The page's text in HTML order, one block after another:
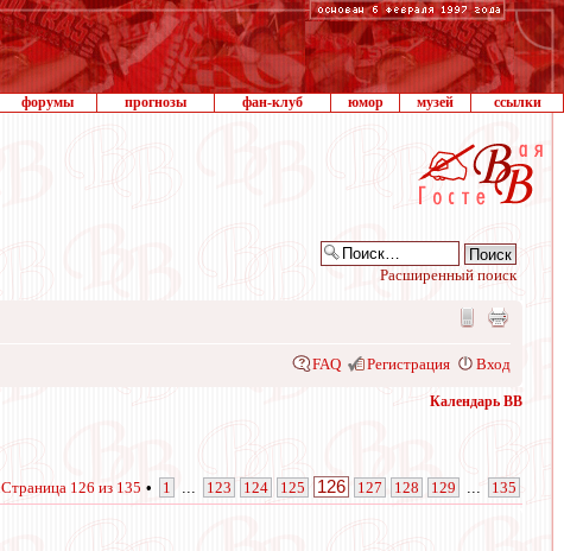
форумы прогнозы фан-клуб юмор музей ссылки
Расширенный поиск
FAQ Регистрация Вход
Календарь ВВ
Страница 126 из 135 • 1 123 124 125 126 127 128 129 135